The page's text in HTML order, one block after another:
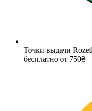
Точки выдачи
бесплатно от 750₴